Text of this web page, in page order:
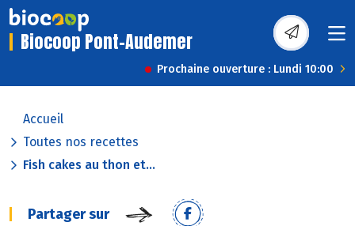
Biocoop Pont-Audemer
Prochaine ouverture : Lundi 10:00
Accueil
Toutes nos recettes
Fish cakes au thon et...
Partager sur